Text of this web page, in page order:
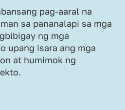
pag-aaral na
sa pananalapi sa mga
ng mga
upang isara ang mga
at humimok ng